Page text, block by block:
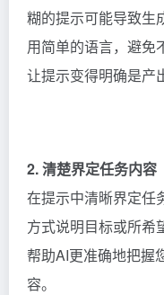
糊的提示可能导致生
用简单的语言，避免
让提示变得明确是产
​2. 清楚界定任务内容
在提示中清晰界定任
方式说明目标或所希
帮助AI更准确地把握
容。